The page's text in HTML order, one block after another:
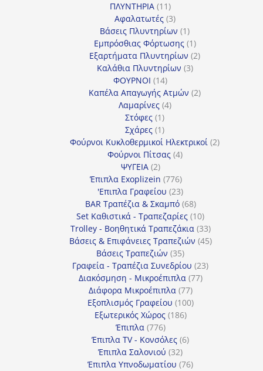
ΠΛΥΝΤΗΡΙΑ 1111
προϊόντα
Αφαλατωτές 33
προϊόντα
Βάσεις Πλυντηρίων 11
προϊόν
Εμπρόσθιας Φόρτωσης 11
προϊόν
Εξαρτήματα Πλυντηρίων 22
Καλάθια Πλυντηρίων 33
ΦΟΥΡΝΟΙ 1414
προϊόντα
Καπέλα Απαγωγής Ατμών 22
Λαμαρίνες 44
Στόφες 11
προϊόν
Σχάρες 11
προϊόν
Φούρνοι Κυκλοθερμικοί Ηλεκτρικοί 22
Φούρνοι Πίτσας 44
ΨΥΓΕΙΑ 22
προϊόντα
Έπιπλα Exoplizein 776776
προϊόντα
'Επιπλα Γραφείου 2323
προϊόντα
BAR Τραπέζια & Σκαμπό 6868
προϊόντα
Set Καθιστικά - Τραπεζαρίες 1010
προϊόντα
Trolley - Βοηθητικά Τραπεζάκια 3333
προϊόντα
Βάσεις & Επιφάνειες Τραπεζιών 4545
Βάσεις Τραπεζιών 3535
προϊόντα
Γραφεία - Τραπέζια Συνεδρίου 2323
Διακόσμηση - Μικροέπιπλα 7777
Διάφορα Μικροέπιπλα 7777
προϊόντα
Εξοπλισμός Γραφείου 100100
Εξωτερικός Χώρος 186186
Έπιπλα 776776
προϊόντα
Έπιπλα TV - Κονσόλες 66
Έπιπλα Σαλονιού 3232
προϊόντα
Έπιπλα Υπνοδωματίου 7676